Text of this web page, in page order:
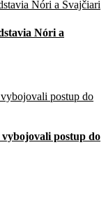
Nóri a
postup do